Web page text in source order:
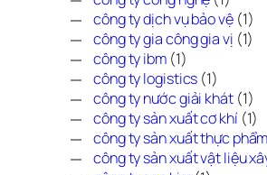
công ty dịch vụ bảo vệ(1)
công ty gia công gia vị (1)
công ty ibm(1)
công ty logistics (1)
công ty nước giải khát(1)
công ty sản xuất cơ khí (1)
công ty sản xuất thực phẩm
công ty sản xuất vật liệu